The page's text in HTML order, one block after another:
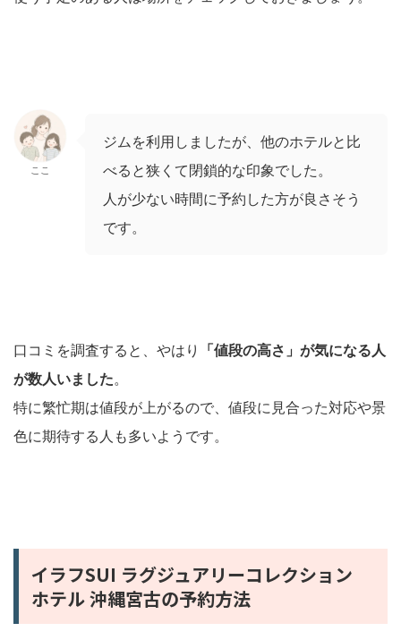
ここ
ジムを利用しましたが、他のホテルと比
べると狭くて閉鎖的な印象でした。
人が少ない時間に予約した方が良さそう
です。
口コミを調査すると、やはり
「値段の高さ」が気になる人
が数人いました。
特に繁忙期は値段が上がるので、値段に見合った対応や景
色に期待する人も多いようです。
イラフSUI ラグジュアリーコレクション
ホテル 沖縄宮古の予約方法